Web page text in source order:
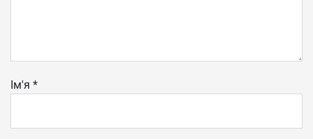
Ім'я *